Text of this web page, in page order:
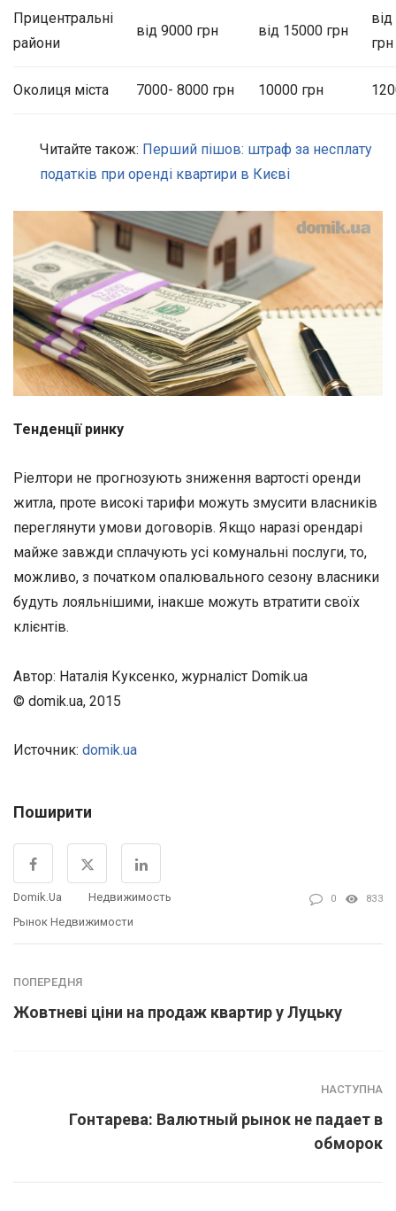
Прицентральні
райони
від 9000 грн від 15000 грн
грн
Околиця міста 7000- 8000 грн 10000 грн
Читайте також: Перший пішов: штраф за несплату
податків при оренді квартири в Києві
Тенденції ринку
Ріелтори не прогнозують зниження вартості оренди
житла, проте високі тарифи можуть змусити власників
переглянути умови договорів. Якщо наразі орендарі
майже завжди сплачують усі комунальні послуги, то,
можливо, з початком опалювального сезону власники
будуть лояльнішими, інакше можуть втратити своїх
клієнтів.
Автор: Наталія Куксенко, журналіст Domik.ua
© domik.ua, 2015
Источник: domik.ua
Поширити
Domik.ua
Недвижимость
Рынок Недвижимости
0 833
ПОПЕРЕДНЯ
Жовтневі ціни на продаж квартир у Луцьку
НАСТУПНА
Гонтарева: Валютный рынок не падает в
обморок